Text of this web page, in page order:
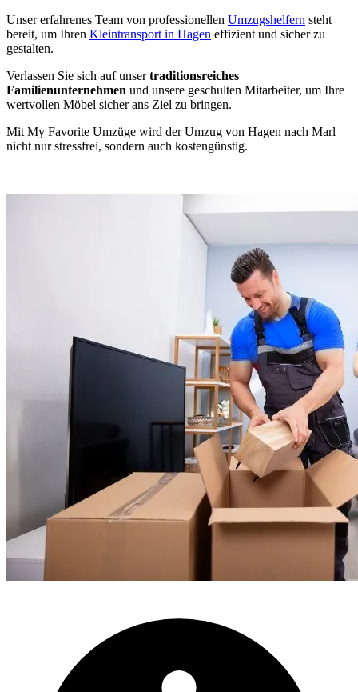
Unser erfahrenes Team von professionellen Umzugshelfern steht
bereit, um Ihren Kleintransport in Hagen effizient und sicher zu
gestalten.
Verlassen Sie sich auf unsertraditionsreiches
Familienunternehmen und unsere geschulten Mitarbeiter, um Ihre
wertvollen Möbel sicher ans Ziel zu bringen.
Mit My Favorite Umzüge wird der Umzug von Hagen nach Marl
nicht nur stressfrei, sondern auch kostengünstig.